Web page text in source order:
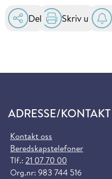
Del Skriv ut
ADRESSE/KONTAKT
Kontakt oss
Beredskapstelefoner
Tlf.: 21 07 70 00
Org.nr: 983 744 516